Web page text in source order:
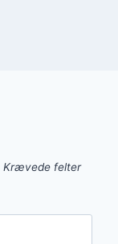
Krævede felter